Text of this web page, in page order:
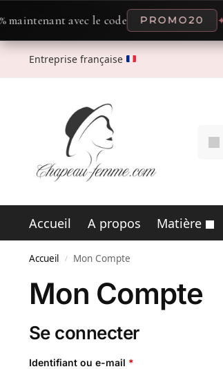
avec le code PROMO20 ✦
Entreprise française
Accueil A propos Matière
Accueil / Mon Compte
Mon Compte
Se connecter
Identifiant ou e-mail *